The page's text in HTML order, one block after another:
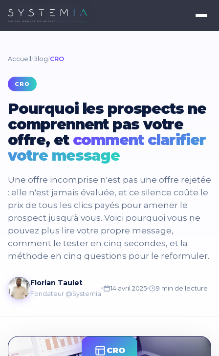
Accueil /Blog/CRO
CRO
Pourquoi les prospects ne
comprennent pas votre
offre, et comment clarifier
votre message
Une offre incomprise n'est pas une offre rejetée
: elle n'est jamais évaluée, et ce silence coûte le
prix de tous les clics payés pour amener le
prospect jusqu'à vous. Voici pourquoi vous ne
pouvez plus lire votre propre message,
comment le tester en cinq secondes, et la
méthode en cinq questions pour le reformuler.
Florian Taulet
Fondateur @Systemia
14 avril 2025 9 min de lecture
CRO